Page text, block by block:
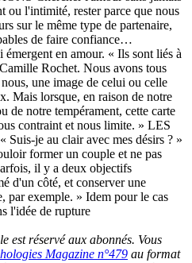
ou l'intimité, rester parce que nous
sur le même type de partenaire,
de faire confiance…
en amour. « Ils sont liés à
Rochet. Nous avons tous
une image de celui ou celle
Mais lorsque, en raison de notre
de notre tempérament, cette carte
contraint et nous limite. » LES
je au clair avec mes désirs ? »
former un couple et ne pas
il y a deux objectifs
d'un côté, et conserver une
par exemple. » Idem pour le cas
l'idée de rupture
est réservé aux abonnés. Vous
Magazine n°479 au format